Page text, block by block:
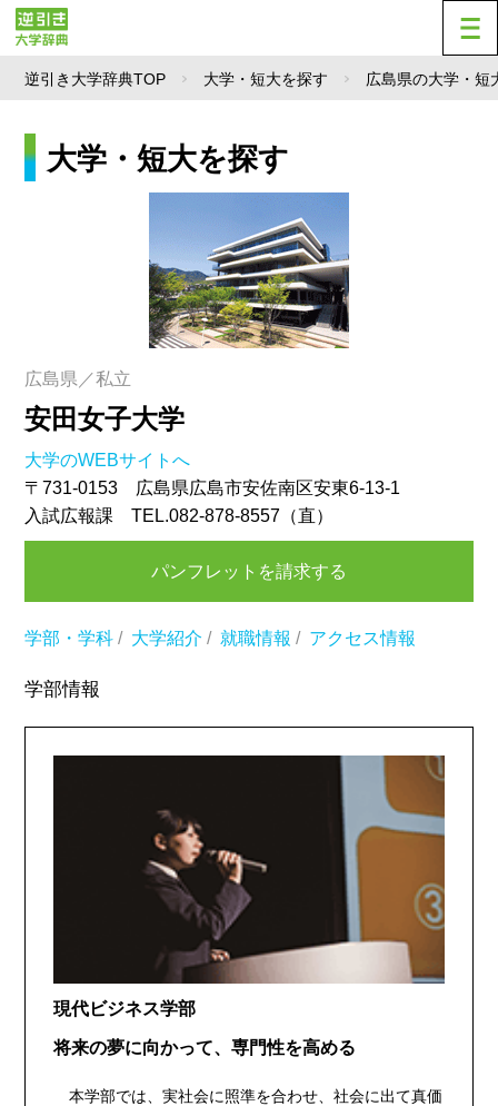
逆引き大学辞典TOP 大学・短大を探す 広島県の大学・短
大学・短大を探す
広島県／私立
安田女子大学
大学のWEBサイトへ
〒731-0153 広島県広島市安佐南区安東6-13-1
入試広報課 TEL.082-878-8557（直）
パンフレットを請求する
学部・学科 / 大学紹介 / 就職情報 / アクセス情報
学部情報
現代ビジネス学部
将来の夢に向かって、専門性を高める
本学部では、実社会に照準を合わせ、社会に出て真価